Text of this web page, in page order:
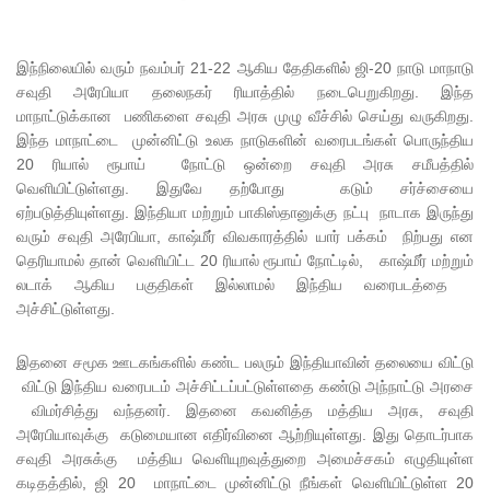
ராஜபக்ச
செப்டம்பர்
29ஆம்
தேதி
காணொ
ளி மூலம்
சாட்சியம
நீதிமன்றம்
உத்தரவு!
நேற்றைய
மெகசின்
இந்நிலையில் வரும் நவம்பர் 21-22 ஆகிய தேதிகளில் ஜி-20 நாடு மாநாடு
சவுதி அரேபியா தலைநகர் ரியாத்தில் நடைபெறுகிறது. இந்த
மாநாட்டுக்கான பணிகளை சவுதி அரசு முழு வீச்சில் செய்து வருகிறது.
இந்த மாநாட்டை முன்னிட்டு உலக நாடுகளின் வரைபடங்கள் பொருந்திய
20 ரியால் ரூபாய் நோட்டு ஒன்றை சவுதி அரசு சமீபத்தில்
வெளியிட்டுள்ளது. இதுவே தற்போது கடும் சர்ச்சையை
ஏற்படுத்தியுள்ளது. இந்தியா மற்றும் பாகிஸ்தானுக்கு நட்பு நாடாக இருந்து
வரும் சவுதி அரேபியா, காஷ்மீர் விவகாரத்தில் யார் பக்கம் நிற்பது என
தெரியாமல் தான் வெளியிட்ட 20 ரியால் ரூபாய் நோட்டில், காஷ்மீர் மற்றும்
லடாக் ஆகிய பகுதிகள் இல்லாமல் இந்திய வரைபடத்தை
அச்சிட்டுள்ளது.
இதனை சமூக ஊடகங்களில் கண்ட பலரும் இந்தியாவின் தலையை விட்டு
விட்டு இந்திய வரைபடம் அச்சிட்டப்பட்டுள்ளதை கண்டு அந்நாட்டு அரசை
விமர்சித்து வந்தனர். இதனை கவனித்த மத்திய அரசு, சவுதி
அரேபியாவுக்கு கடுமையான எதிர்வினை ஆற்றியுள்ளது. இது தொடர்பாக
சவுதி அரசுக்கு மத்திய வெளியுறவுத்துறை அமைச்சகம் எழுதியுள்ள
கடிதத்தில், ஜி 20 மாநாட்டை முன்னிட்டு நீங்கள் வெளியிட்டுள்ள 20